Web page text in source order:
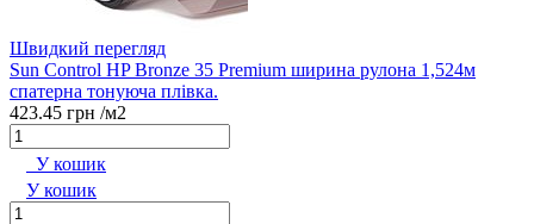
Швидкий перегляд
Sun Control HP Bronze 35 Premium ширина рулона 1,524м
спатерна тонуюча плівка.
423.45 грн /м2
У кошик
У кошик